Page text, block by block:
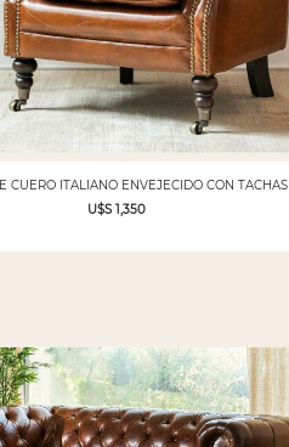
CUERO ITALIANO ENVEJECIDO CON TACHAS
U$S 1,350